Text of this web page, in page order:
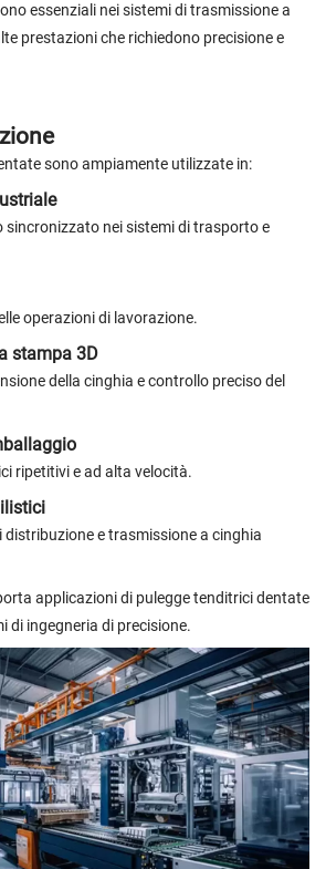
essenziali nei sistemi di trasmissione a
prestazioni che richiedono precisione e
sono ampiamente utilizzate in:
sincronizzato nei sistemi di trasporto e
operazioni di lavorazione.
stampa 3D
della cinghia e controllo preciso del
ripetitivi e ad alta velocità.
distribuzione e trasmissione a cinghia
applicazioni di pulegge tenditrici dentate
di ingegneria di precisione.